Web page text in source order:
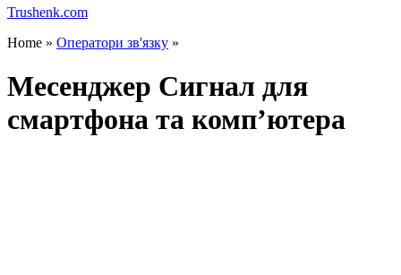
Trushenk.com
Home » Оператори зв'язку »
Месенджер Сигнал для
смартфона та комп’ютера